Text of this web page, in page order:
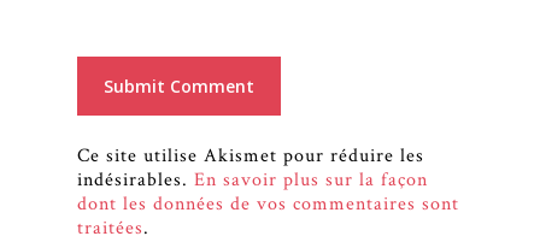
Ce site utilise Akismet pour réduire les
indésirables. En savoir plus sur la façon
dont les données de vos commentaires sont
traitées.